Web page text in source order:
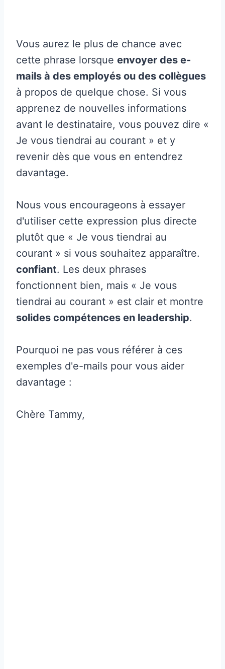
Vous aurez le plus de chance avec
cette phrase lorsque envoyer des e-
mails à des employés ou des collègues
à propos de quelque chose. Si vous
apprenez de nouvelles informations
avant le destinataire, vous pouvez dire «
Je vous tiendrai au courant » et y
revenir dès que vous en entendrez
davantage.
Nous vous encourageons à essayer
d'utiliser cette expression plus directe
plutôt que « Je vous tiendrai au
courant » si vous souhaitez apparaître.
confiant. Les deux phrases
fonctionnent bien, mais « Je vous
tiendrai au courant » est clair et montre
solides compétences en leadership.
Pourquoi ne pas vous référer à ces
exemples d'e-mails pour vous aider
davantage :
Chère Tammy,